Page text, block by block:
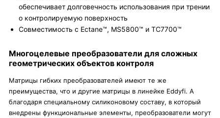
обеспечивает долговечность использования при трении
о контролируемую поверхность
Совместимость с Ectane™, MS5800™ и ТС7700™
Многоцелевые преобразователи для сложных
геометрических объектов контроля
Матрицы гибких преобразователей имеют те же
преимущества, что и другие матрицы в линейке Eddyfi. А
благодаря специальному силиконовому составу, в который
внедрены функциональные элементы, преобразователи могут